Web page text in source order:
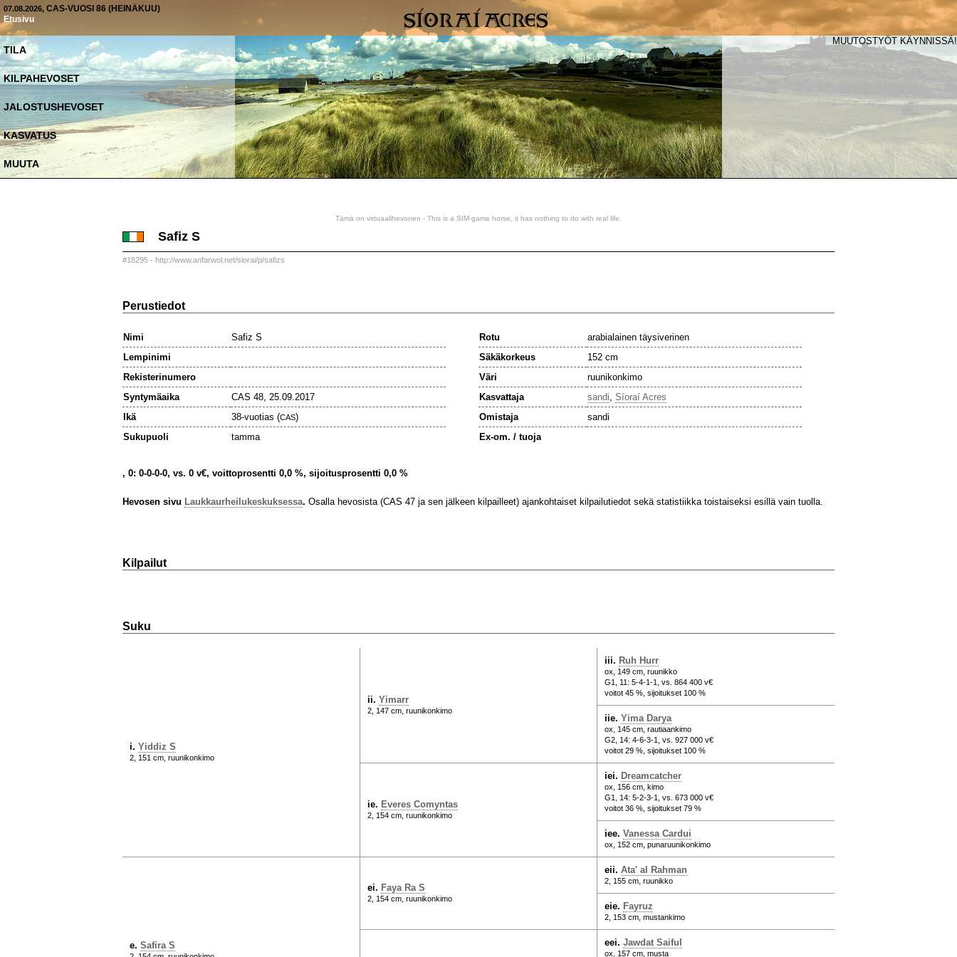
07.08.2026, CAS-VUOSI 86 (HEINÄKUU)
Etusivu
TILA
KILPAHEVOSET
JALOSTUSHEVOSET
KASVATUS
MUUTA
MUUTOSTYÖT KÄYNNISSÄ!
Tämä on virtuaalihevonen - This is a SIM-game horse, it has nothing to do with real life.
Safiz S
#18295 - http://www.anfarwol.net/siorai/p/safizs
Perustiedot
Nimi
Safiz S
Lempinimi
Rekisterinumero
Syntymäaika
CAS 48, 25.09.2017
Ikä
38-vuotias (CAS)
Sukupuoli
tamma
Rotu
arabialainen täysiverinen
Säkäkorkeus
152 cm
Väri
ruunikonkimo
Kasvattaja
sandi, Síoraí Acres
Omistaja
sandi
Ex-om. / tuoja
, 0: 0-0-0-0, vs. 0 v€, voittoprosentti 0,0 %, sijoitusprosentti 0,0 %
Hevosen sivu Laukkaurheilukeskuksessa. Osalla hevosista (CAS 47 ja sen jälkeen kilpailleet) ajankohtaiset kilpailutiedot sekä statistiikka toistaiseksi esillä vain tuolla.
Kilpailut
Suku
i. Yiddiz S
2, 151 cm, ruunikonkimo
ii. Yimarr
2, 147 cm, ruunikonkimo
iii. Ruh Hurr
ox, 149 cm, ruunikko
G1, 11: 5-4-1-1, vs. 864 400 v€
voitot 45 %, sijoitukset 100 %
iie. Yima Darya
ox, 145 cm, rautiaankimo
G2, 14: 4-6-3-1, vs. 927 000 v€
voitot 29 %, sijoitukset 100 %
ie. Everes Comyntas
2, 154 cm, ruunikonkimo
iei. Dreamcatcher
ox, 156 cm, kimo
G1, 14: 5-2-3-1, vs. 673 000 v€
voitot 36 %, sijoitukset 79 %
iee. Vanessa Cardui
ox, 152 cm, punaruunikonkimo
e. Safira S
ei. Faya Ra S
2, 154 cm, ruunikonkimo
eii. Ata' al Rahman
2, 155 cm, ruunikko
eie. Fayruz
2, 153 cm, mustankimo
eei. Jawdat Saiful
ox, 157 cm, musta